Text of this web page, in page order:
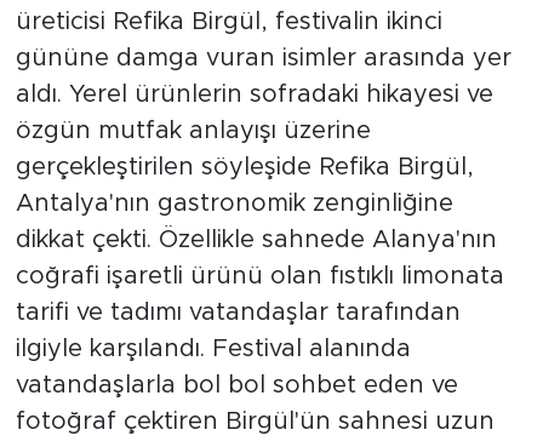
üreticisi Refika Birgül, festivalin ikinci
gününe damga vuran isimler arasında yer
aldı. Yerel ürünlerin sofradaki hikayesi ve
özgün mutfak anlayışı üzerine
gerçekleştirilen söyleşide Refika Birgül,
Antalya'nın gastronomik zenginliğine
dikkat çekti. Özellikle sahnede Alanya'nın
coğrafi işaretli ürünü olan fıstıklı limonata
tarifi ve tadımı vatandaşlar tarafından
ilgiyle karşılandı. Festival alanında
vatandaşlarla bol bol sohbet eden ve
fotoğraf çektiren Birgül'ün sahnesi uzun